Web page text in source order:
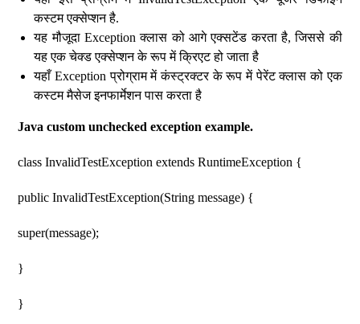
कस्टम एक्सेप्शन है.
यह मौजूदा Exception क्लास को आगे एक्सटेंड करता है, जिससे की
यह एक चेक्ड एक्सेप्शन के रूप में क्रिएट हो जाता है
यहाँ Exception प्रोग्राम में कंस्ट्रक्टर के रूप में पेरेंट क्लास को एक
कस्टम मैसेज इनफार्मेशन पास करता है
Java custom unchecked exception example.
class InvalidTestException extends RuntimeException {
public InvalidTestException(String message) {
super(message);
}
}